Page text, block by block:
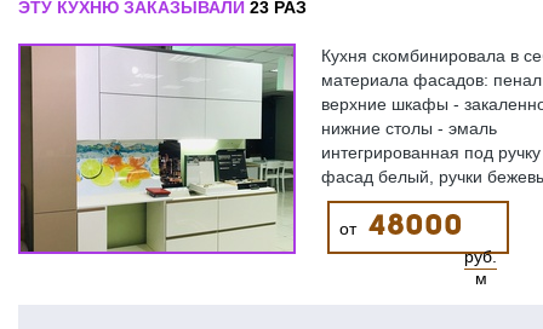
ЭТУ КУХНЮ ЗАКАЗЫВАЛИ 23 РАЗ
Кухня скомбинировала в
материала фасадов:
верхние шкафы -
нижние столы - эмаль
интегрированная под
фасад белый, ручки
от 48000
руб.
м